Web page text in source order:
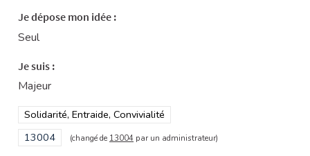
Je dépose mon idée :
Seul
Je suis :
Majeur
Filtrer les résultats de la catégorie : Solidarité, Entraide,
Solidarité, Entraide, Convivialité
Filtrer les résultats pour le secteur : 13004
13004 (changé de 13004 par un administrateur)